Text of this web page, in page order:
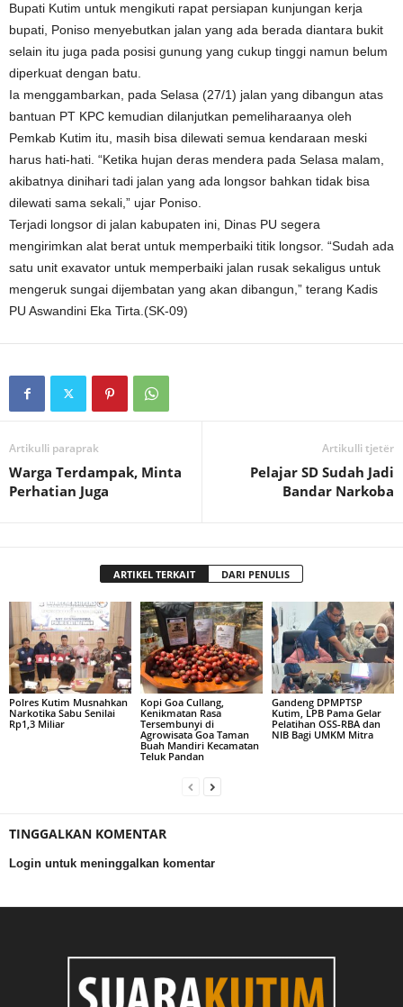
Bupati Kutim untuk mengikuti rapat persiapan kunjungan kerja
bupati, Poniso menyebutkan jalan yang ada berada diantara bukit
selain itu juga pada posisi gunung yang cukup tinggi namun belum
diperkuat dengan batu.
Ia menggambarkan, pada Selasa (27/1) jalan yang dibangun atas
bantuan PT KPC kemudian dilanjutkan pemeliharaanya oleh
Pemkab Kutim itu, masih bisa dilewati semua kendaraan meski
harus hati-hati. “Ketika hujan deras mendera pada Selasa malam,
akibatnya dinihari tadi jalan yang ada longsor bahkan tidak bisa
dilewati sama sekali,” ujar Poniso.
Terjadi longsor di jalan kabupaten ini, Dinas PU segera
mengirimkan alat berat untuk memperbaiki titik longsor. “Sudah ada
satu unit exavator untuk memperbaiki jalan rusak sekaligus untuk
mengeruk sungai dijembatan yang akan dibangun,” terang Kadis
PU Aswandini Eka Tirta.(SK-09)
Artikulli paraprak
Warga Terdampak, Minta
Perhatian Juga
Artikulli tjetër
Pelajar SD Sudah Jadi
Bandar Narkoba
ARTIKEL TERKAIT DARI PENULIS
Polres Kutim Musnahkan
Narkotika Sabu Senilai
Rp1,3 Miliar
Kopi Goa Cullang,
Kenikmatan Rasa
Tersembunyi di
Agrowisata Goa Taman
Buah Mandiri Kecamatan
Teluk Pandan
Gandeng DPMPTSP
Kutim, LPB Pama Gelar
Pelatihan OSS-RBA dan
NIB Bagi UMKM Mitra
TINGGALKAN KOMENTAR
Login untuk meninggalkan komentar